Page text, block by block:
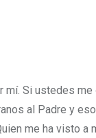
mí. Si ustedes me
al Padre y
me ha visto a